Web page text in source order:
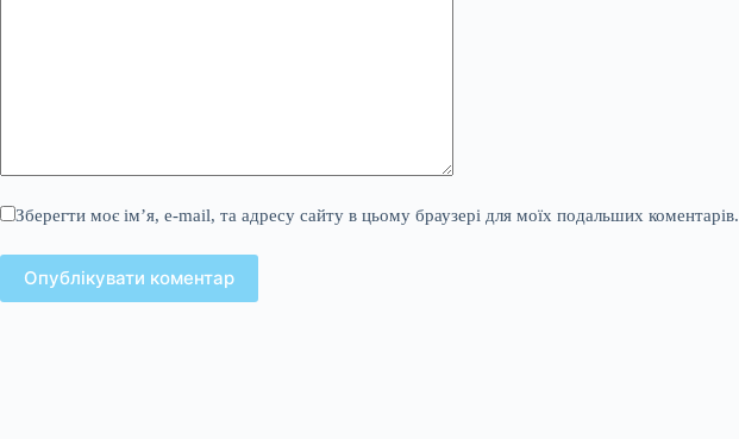
Зберегти моє ім’я, e-mail, та адресу сайту в цьому браузері для моїх подальших коментарів.
Опублікувати коментар